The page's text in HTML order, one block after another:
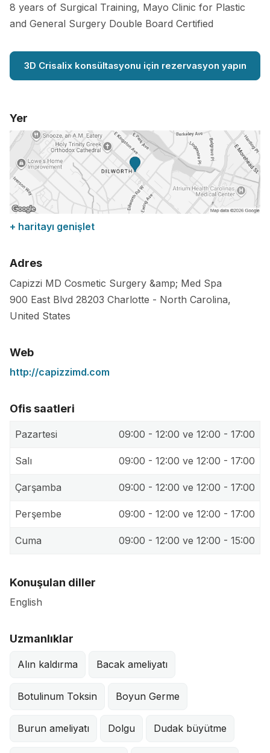
8 years of Surgical Training, Mayo Clinic for Plastic
and General Surgery Double Board Certified
3D Crisalix konsültasyonu için rezervasyon yapın
Yer
+ haritayı genişlet
Adres
Capizzi MD Cosmetic Surgery &amp; Med Spa
900 East Blvd 28203 Charlotte - North Carolina,
United States
Web
http://capizzimd.com
Ofis saatleri
Pazartesi 09:00 - 12:00 ve 12:00 - 17:00
Salı 09:00 - 12:00 ve 12:00 - 17:00
Çarşamba 09:00 - 12:00 ve 12:00 - 17:00
Perşembe 09:00 - 12:00 ve 12:00 - 17:00
Cuma 09:00 - 12:00 ve 12:00 - 15:00
Konuşulan diller
English
Uzmanlıklar
Alın kaldırma Bacak ameliyatı
Botulinum Toksin Boyun Germe
Burun ameliyatı Dolgu Dudak büyütme